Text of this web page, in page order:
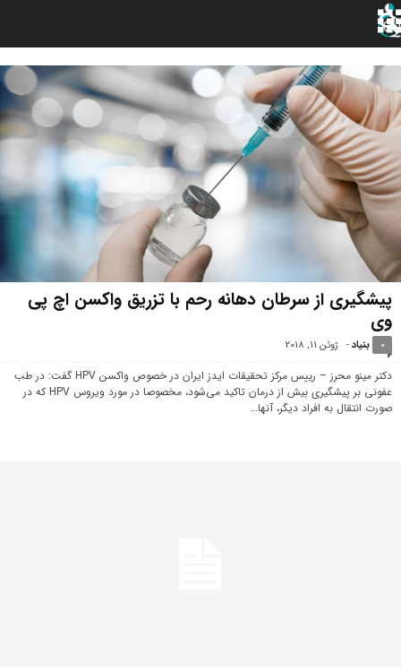
پیشگیری از سرطان دهانه رحم با تزریق واکسن اچ پی
وی
بنیاد- ژوئن 11, 2018 0
دکتر مینو محرز – رییس مرکز تحقیقات ایدز ایران در خصوص واکسن HPV گفت: در طب
عفونی بر پیشگیری بیش از درمان تاکید می‌شود، مخصوصا در مورد ویروس HPV که در
صورت انتقال به افراد دیگر، آنها...